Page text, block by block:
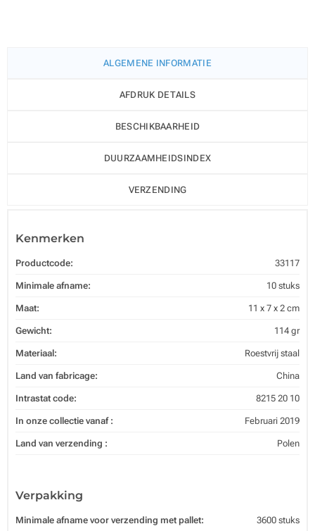
ALGEMENE INFORMATIE
AFDRUK DETAILS
BESCHIKBAARHEID
DUURZAAMHEIDSINDEX
VERZENDING
Kenmerken
Productcode: 33117
Minimale afname: 10 stuks
Maat: 11 x 7 x 2 cm
Gewicht: 114 gr
Materiaal: Roestvrij staal
Land van fabricage: China
Intrastat code: 8215 20 10
In onze collectie vanaf : Februari 2019
Land van verzending : Polen
Verpakking
Minimale afname voor verzending met pallet: 3600 stuks